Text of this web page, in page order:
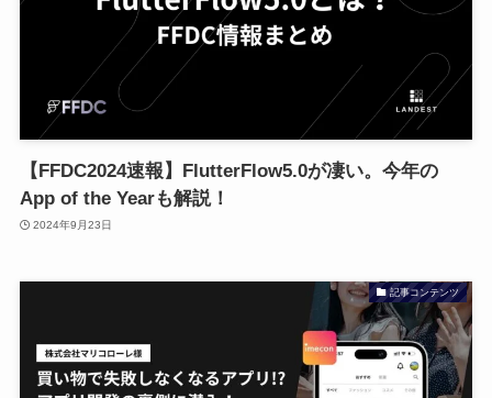
【FFDC2024速報】FlutterFlow5.0が凄い。今年の
App of the Yearも解説！
2024年9月23日
記事コンテンツ